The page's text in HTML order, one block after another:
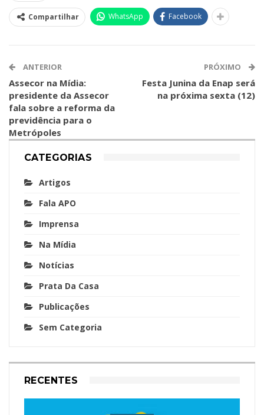
Compartilhar WhatsApp Facebook
ANTERIOR
Assecor na Mídia:
presidente da Assecor
fala sobre a reforma da
previdência para o
Metrópoles
PRÓXIMO
Festa Junina da Enap será
na próxima sexta (12)
CATEGORIAS
Artigos
Fala APO
Imprensa
Na Mídia
Notícias
Prata Da Casa
Publicações
Sem Categoria
RECENTES